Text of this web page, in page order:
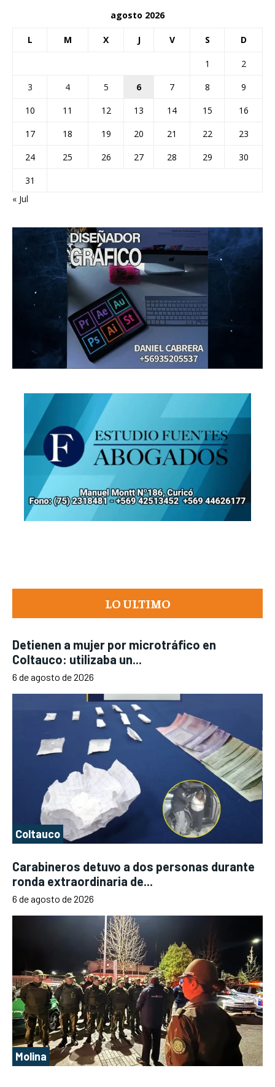
agosto 2026
L M X J V S D
1
2
3
4 5 6 7 8
9
10
11 12 13 14 15
16
17
18 19 20 21 22
23
24
25 26 27 28 29
30
31
« Jul
LO ULTIMO
Detienen a mujer por microtráfico en
Coltauco: utilizaba un...
6 de agosto de 2026
Coltauco
Carabineros detuvo a dos personas durante
ronda extraordinaria de...
6 de agosto de 2026
Molina